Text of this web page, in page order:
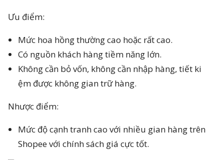
Ưu điểm:
Mức hoa hồng thường cao hoặc rất cao.
Có nguồn khách hàng tiềm năng lớn.
Không cần bỏ vốn, không cần nhập hàng, tiết ki
ệm được không gian trữ hàng.
Nhược điểm:
Mức độ cạnh tranh cao với nhiều gian hàng trên
Shopee với chính sách giá cực tốt.